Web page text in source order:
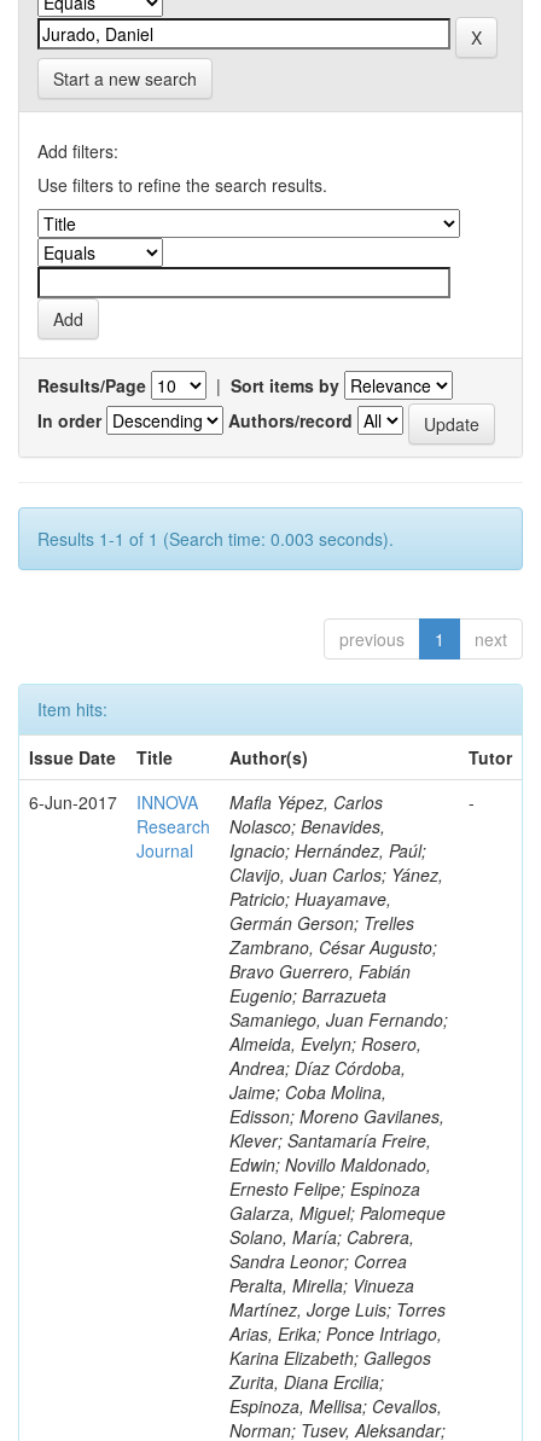
Start a new search
Add filters:
Use filters to refine the search results.
Results/Page | Sort items by
In order
Authors/record
Results 1-1 of 1 (Search time: 0.003 seconds).
previous 1 next
Item hits:
Issue Date
Title Author(s)
Tutor
6-Jun-2017
INNOVA
Research
Journal
Mafla Yépez, Carlos
Nolasco; Benavides,
Ignacio; Hernández, Paúl;
Clavijo, Juan Carlos; Yánez,
Patricio; Huayamave,
Germán Gerson; Trelles
Zambrano, César Augusto;
Bravo Guerrero, Fabián
Eugenio; Barrazueta
Samaniego, Juan Fernando;
Almeida, Evelyn; Rosero,
Andrea; Díaz Córdoba,
Jaime; Coba Molina,
Edisson; Moreno Gavilanes,
Klever; Santamaría Freire,
Edwin; Novillo Maldonado,
Ernesto Felipe; Espinoza
Galarza, Miguel; Palomeque
Solano, María; Cabrera,
Sandra Leonor; Correa
Peralta, Mirella; Vinueza
Martínez, Jorge Luis; Torres
Arias, Erika; Ponce Intriago,
Karina Elizabeth; Gallegos
Zurita, Diana Ercilia;
Espinoza, Mellisa; Cevallos,
Norman; Tusev, Aleksandar;
-